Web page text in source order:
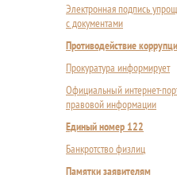
Электронная подпись
с документами
Противодействие
Прокуратура информирует
Официальный интернет-
правовой информации
Единый номер 122
Банкротство физлиц
Памятки заявителям